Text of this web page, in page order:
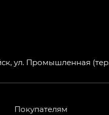
ул. Промышленная
Покупателям